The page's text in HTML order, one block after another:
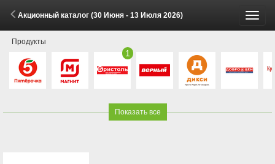
Акционный каталог (30 Июня - 13 Июля 2026)
Продукты
1
Показать все